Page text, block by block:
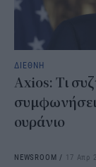
ΔΙΕΘΝΗ
Axios: Τι
συμφωνήσει
ουράνιο
NEWSROOM / 17 Απρ